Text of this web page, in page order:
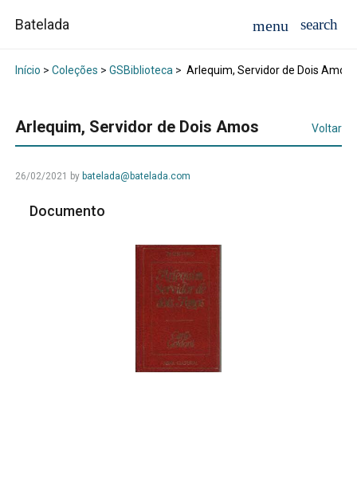
Batelada
Início > Coleções > GSBiblioteca> Arlequim, Servidor de Dois Amos
Arlequim, Servidor de Dois Amos Voltar
26/02/2021 by batelada@batelada.com
Documento